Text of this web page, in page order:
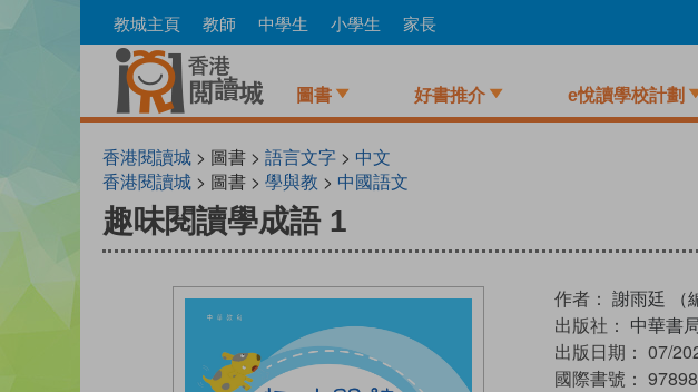
to
教城主頁 教師 中學生 小學生 家長
圖書 好書推介 e悅讀學校計劃
香港閱讀城 > 圖書 > 語言文字 > 中文
香港閱讀城 > 圖書 > 學與教 > 中國語文
趣味閱讀學成語 1
作者： 謝雨廷 （
出版社： 中華書
出版日期： 07/
國際書號：